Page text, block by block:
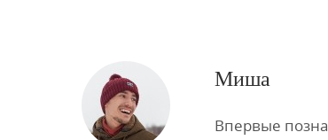
Миша
Впервые